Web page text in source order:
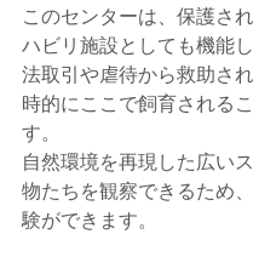
このセンターは、保護さ
ハビリ施設としても機能
法取引や虐待から救助さ
時的にここで飼育される
す。
自然環境を再現した広い
物たちを観察できるため
験ができます。